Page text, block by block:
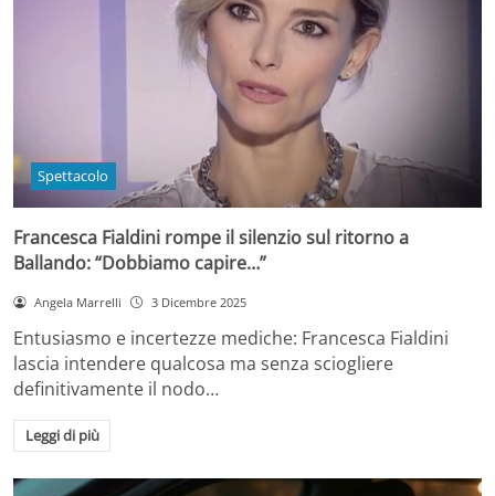
Spettacolo
Francesca Fialdini rompe il silenzio sul ritorno a
Ballando: “Dobbiamo capire…”
Angela Marrelli 3 Dicembre 2025
Entusiasmo e incertezze mediche: Francesca Fialdini
lascia intendere qualcosa ma senza sciogliere
definitivamente il nodo…
Leggi di più